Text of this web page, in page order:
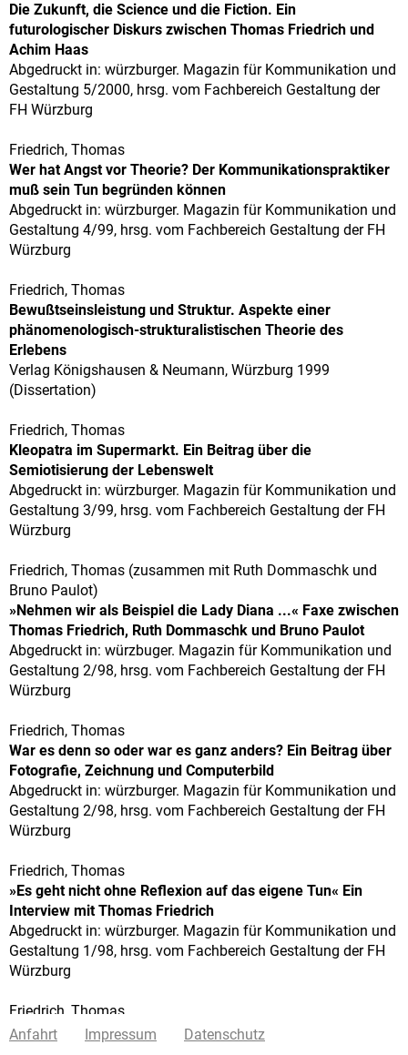
Die Zukunft, die Science und die Fiction. Ein
futurologischer Diskurs zwischen Thomas Friedrich und
Achim Haas
Abgedruckt in: würzburger. Magazin für Kommunikation und
Gestaltung 5/2000, hrsg. vom Fachbereich Gestaltung der
FH Würzburg
Friedrich, Thomas
Wer hat Angst vor Theorie? Der Kommunikationspraktiker
muß sein Tun begründen können
Abgedruckt in: würzburger. Magazin für Kommunikation und
Gestaltung 4/99, hrsg. vom Fachbereich Gestaltung der FH
Würzburg
Friedrich, Thomas
Bewußtseinsleistung und Struktur. Aspekte einer
phänomenologisch-strukturalistischen Theorie des
Erlebens
Verlag Königshausen & Neumann, Würzburg 1999
(Dissertation)
Friedrich, Thomas
Kleopatra im Supermarkt. Ein Beitrag über die
Semiotisierung der Lebenswelt
Abgedruckt in: würzburger. Magazin für Kommunikation und
Gestaltung 3/99, hrsg. vom Fachbereich Gestaltung der FH
Würzburg
Friedrich, Thomas (zusammen mit Ruth Dommaschk und
Bruno Paulot)
»Nehmen wir als Beispiel die Lady Diana ...« Faxe zwischen
Thomas Friedrich, Ruth Dommaschk und Bruno Paulot
Abgedruckt in: würzbuger. Magazin für Kommunikation und
Gestaltung 2/98, hrsg. vom Fachbereich Gestaltung der FH
Würzburg
Friedrich, Thomas
War es denn so oder war es ganz anders? Ein Beitrag über
Fotografie, Zeichnung und Computerbild
Abgedruckt in: würzburger. Magazin für Kommunikation und
Gestaltung 2/98, hrsg. vom Fachbereich Gestaltung der FH
Würzburg
Friedrich, Thomas
»Es geht nicht ohne Reflexion auf das eigene Tun« Ein
Interview mit Thomas Friedrich
Abgedruckt in: würzburger. Magazin für Kommunikation und
Gestaltung 1/98, hrsg. vom Fachbereich Gestaltung der FH
Würzburg
Friedrich, Thomas
Geht denn wirklich anything? Ein Beitrag über
Anfahrt Impressum Datenschutz